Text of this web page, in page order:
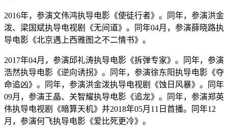
2016年，参演文伟鸿执导电影《使徒行者》。同年，参演洪金
泼、梁国斌执导电视剧《无间道》。同年04月，参演薛晓路执
导电影《北京遇上西雅图之不二情书》。
2017年04月，参演邱礼涛执导电影《拆弹专家》。同年，参演
浩然执导电影《逆向诱拐》。同年，参演徐东阳执导电影《夺
命追凶》。同年，参演洪金泼执导电视剧《蚀日风暴》。同年
09月，参演王晶、关智耀执导电影《追龙》。同年，参演郑英
伟执导电视剧《暗算天机》并2018年05月11日首播。同年12
月，参演何飞执导电影《爱比死更冷》。